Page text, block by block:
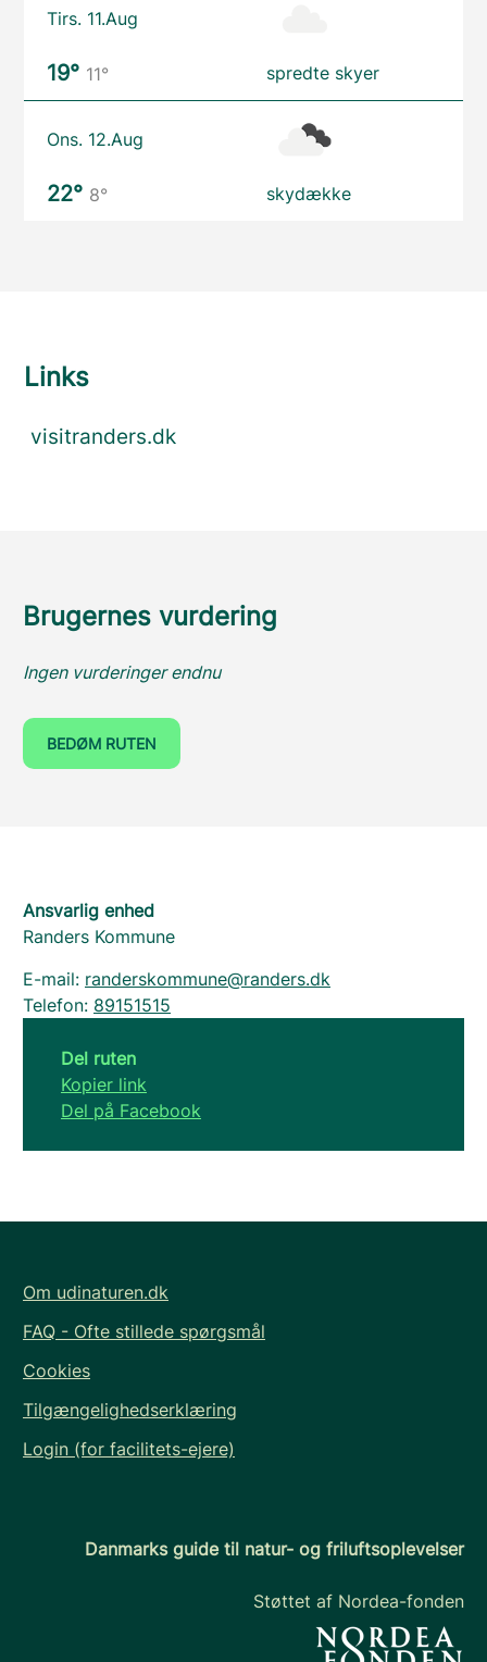
Tirs. 11.Aug
19° 11° spredte skyer
Ons. 12.Aug
22° 8° skydække
Links
visitranders.dk
Brugernes vurdering
Ingen vurderinger endnu
BEDØM RUTEN
Ansvarlig enhed
Randers Kommune
E-mail: randerskommune@randers.dk
Telefon: 89151515
Del ruten
Kopier link
Del på Facebook
Om udinaturen.dk
FAQ - Ofte stillede spørgsmål
Cookies
Tilgængelighedserklæring
Login (for facilitets-ejere)
Danmarks guide til natur- og friluftsoplevelser
Støttet af Nordea-fonden